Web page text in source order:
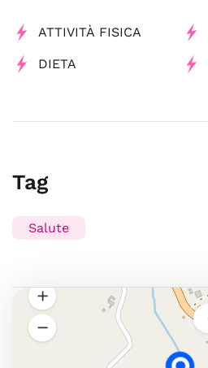
ATTIVITÀ FISICA
DIETA
Tag
Salute